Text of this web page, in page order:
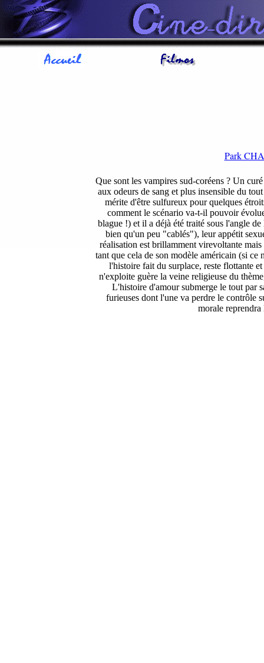
Park
Que sont les vampires sud-coréens ? Un
aux odeurs de sang et plus insensible du
mérite d'être sulfureux pour quelques
comment le scénario va-t-il pouvoir
blague !) et il a déjà été traité sous l'angle
bien qu'un peu "cablés"), leur appétit
réalisation est brillamment virevoltante
tant que cela de son modèle américain (si
l'histoire fait du surplace, reste flottante
n'exploite guère la veine religieuse du
L'histoire d'amour submerge le tout par
furieuses dont l'une va perdre le contrôle
morale